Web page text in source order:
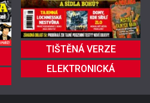
TIŠTĚNÁ VERZE
ELEKTRONICKÁ